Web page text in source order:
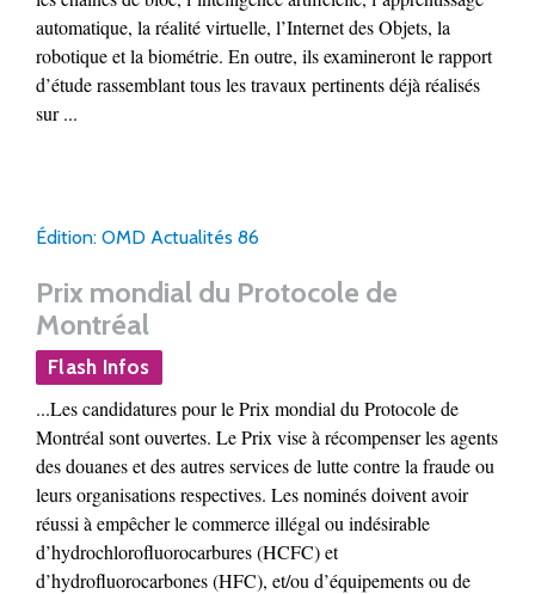
automatique, la réalité virtuelle, l’Internet des Objets, la
robotique et la biométrie. En outre, ils examineront le rapport
d’étude rassemblant tous les travaux pertinents déjà réalisés
sur ...
Édition: OMD Actualités 86
Prix mondial du Protocole de
Montréal
Flash Infos
...Les candidatures pour le Prix mondial du Protocole de
Montréal sont ouvertes. Le Prix vise à récompenser les agents
des douanes et des autres services de lutte contre la fraude ou
leurs organisations respectives. Les nominés doivent avoir
réussi à empêcher le commerce illégal ou indésirable
d’hydrochlorofluorocarbures (HCFC) et
d’hydrofluorocarbones (HFC), et/ou d’équipements ou de